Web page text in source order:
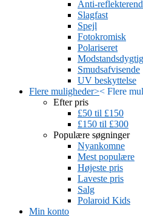
Anti-
Slagfast
Spejl
Fotokromisk
Polariseret
Smudsafvisende
UV beskyttelse
Flere muligheder>< Flere
Efter pris
£50 til £150
£150 til £300
Populære søgninger
Nyankomne
Mest populære
Højeste pris
Laveste pris
Salg
Polaroid Kids
Min konto